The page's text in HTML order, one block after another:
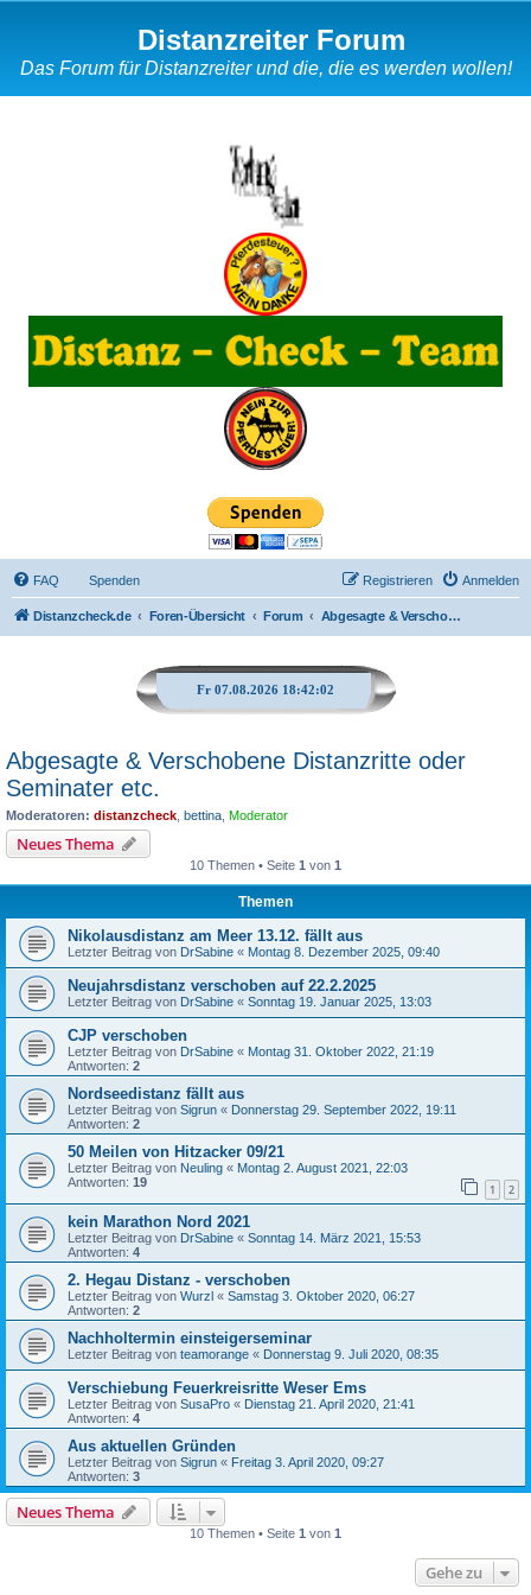
Distanzreiter Forum
Das Forum für Distanzreiter und die, die es werden wollen!
FAQ Spenden Anmelden
Registrieren
Distanzcheck.de Foren-Übersicht Forum Abgesagte & Verschobene Distanzritte oder Seminater etc.
Fr 07.08.2026 18:42:02
Abgesagte & Verschobene Distanzritte oder
Seminater etc.
Moderatoren: distanzcheck bettina Moderator
Neues Thema
10 Themen • Seite 1 von 1
Themen
Nikolausdistanz am Meer 13.12. fällt aus
Letzter Beitrag von DrSabine « Montag 8. Dezember 2025, 09:40
Neujahrsdistanz verschoben auf 22.2.2025
Letzter Beitrag von DrSabine « Sonntag 19. Januar 2025, 13:03
CJP verschoben
Letzter Beitrag von DrSabine « Montag 31. Oktober 2022, 21:19
Antworten: 2
Nordseedistanz fällt aus
Letzter Beitrag von Sigrun « Donnerstag 29. September 2022, 19:11
Antworten: 2
50 Meilen von Hitzacker 09/21
Letzter Beitrag von Neuling « Montag 2. August 2021, 22:03
Antworten: 19 1 2
kein Marathon Nord 2021
Letzter Beitrag von DrSabine « Sonntag 14. März 2021, 15:53
Antworten: 4
2. Hegau Distanz - verschoben
Letzter Beitrag von Wurzl « Samstag 3. Oktober 2020, 06:27
Antworten: 2
Nachholtermin einsteigerseminar
Letzter Beitrag von teamorange « Donnerstag 9. Juli 2020, 08:35
Verschiebung Feuerkreisritte Weser Ems
Letzter Beitrag von SusaPro « Dienstag 21. April 2020, 21:41
Antworten: 4
Aus aktuellen Gründen
Letzter Beitrag von Sigrun « Freitag 3. April 2020, 09:27
Antworten: 3
Neues Thema
10 Themen • Seite 1 von 1
Gehe zu